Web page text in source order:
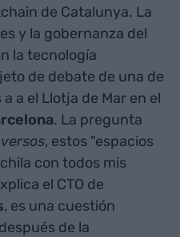
de Catalunya. La
y la gobernanza del
la tecnología
de debate de una de
a el Llotja de Mar en el
. La pregunta
versos, estos "espacios
con todos mis
el CTO de
, es una cuestión
de la